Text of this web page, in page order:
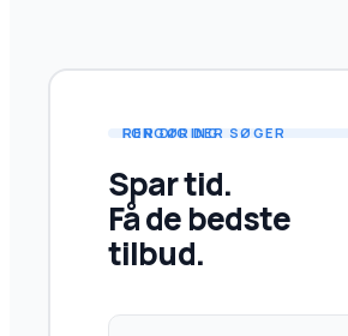
FOR DIG DER SØGER RENGØRING
Spar tid.
Få de bedste
tilbud.